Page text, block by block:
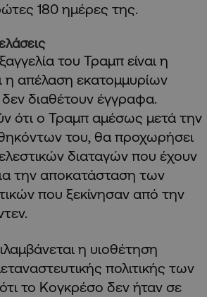
180 ημέρες της.
του Τραμπ είναι η
η απέλαση εκατομμυρίων
διαθέτουν έγγραφα.
ότι ο Τραμπ αμέσως μετά την
του, θα προχωρήσει
διαταγών που έχουν
την αποκατάσταση των
που ξεκίνησαν από την
η υιοθέτηση
πολιτικής των
το Κογκρέσο δεν ήταν σε